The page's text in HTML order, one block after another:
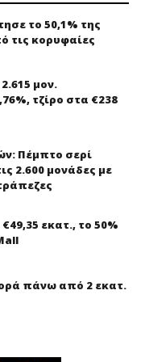
το 50,1% της
τις κορυφαίες
μον.
τζίρο στα €238
Πέμπτο σερί
2.600 μονάδες με
εκατ., το 50%
πάνω από 2 εκατ.